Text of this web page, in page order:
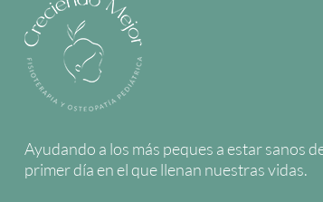
Ayudando a los más peques a estar sanos
primer día en el que llenan nuestras vidas.